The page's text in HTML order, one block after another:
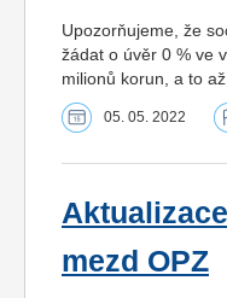
Upozorňujeme, že
žádat o úvěr 0 % ve
milionů korun, a to
05. 05. 2022
mezd OPZ